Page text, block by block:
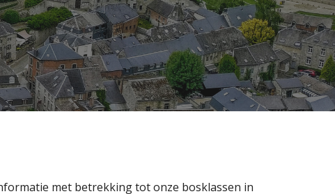
met betrekking tot onze bosklassen in